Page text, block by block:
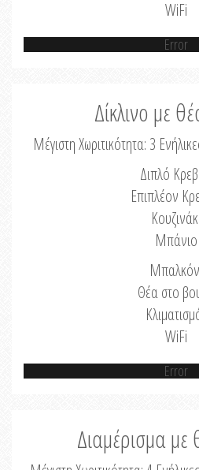
WiFi
Error
Δίκλινο με
Μέγιστη Χωριτικότητα: 3
Διπλό
Επιπλέον
Μπάνιο
Θέα στο
WiFi
Error
Διαμέρισμα